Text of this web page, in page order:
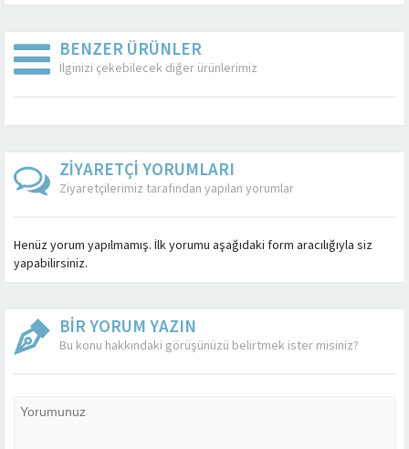
BENZER ÜRÜNLER
İlginizi çekebilecek diğer ürünlerimiz
ZİYARETÇİ YORUMLARI
Ziyaretçilerimiz tarafından yapılan yorumlar
Henüz yorum yapılmamış. İlk yorumu aşağıdaki form aracılığıyla siz
yapabilirsiniz.
BİR YORUM YAZIN
Bu konu hakkındaki görüşünüzü belirtmek ister misiniz?